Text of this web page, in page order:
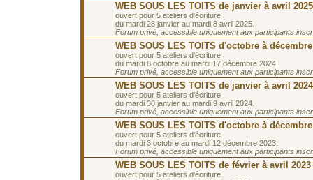
WEB SOUS LES TOITS de janvier à avril 2025
ouvert pour 5 ateliers d'écriture
du mardi 28 janvier au mardi 8 avril 2025.
Forum privé, accessible uniquement aux participants
WEB SOUS LES TOITS d'octobre à décembre
ouvert pour 5 ateliers d'écriture
du mardi 8 octobre au mardi 17 décembre 2024.
Forum privé, accessible uniquement aux participants
WEB SOUS LES TOITS de janvier à avril 2024
ouvert pour 5 ateliers d'écriture
du mardi 30 janvier au mardi 9 avril 2024.
Forum privé, accessible uniquement aux participants
WEB SOUS LES TOITS d'octobre à décembre
ouvert pour 5 ateliers d'écriture
du mardi 3 octobre au mardi 12 décembre 2023.
Forum privé, accessible uniquement aux participants
WEB SOUS LES TOITS de février à avril 2023
ouvert pour 5 ateliers d'écriture